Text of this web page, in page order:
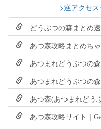
>逆アクセ
どうぶつの森まとめ
あつ森攻略まとめちゃ
あつまれどうぶつの
あつまれどうぶつの
あつ森(あつまれど
あつ森攻略サイト｜